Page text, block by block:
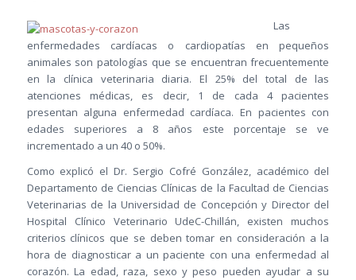
Las
enfermedades cardíacas o cardiopatías en pequeños
animales son patologías que se encuentran frecuentemente
en la clínica veterinaria diaria. El 25% del total de las
atenciones médicas, es decir, 1 de cada 4 pacientes
presentan alguna enfermedad cardíaca. En pacientes con
edades superiores a 8 años este porcentaje se ve
incrementado a un 40 o 50%.
Como explicó el Dr. Sergio Cofré González, académico del
Departamento de Ciencias Clínicas de la Facultad de Ciencias
Veterinarias de la Universidad de Concepción y Director del
Hospital Clínico Veterinario UdeC-Chillán, existen muchos
criterios clínicos que se deben tomar en consideración a la
hora de diagnosticar a un paciente con una enfermedad al
corazón. La edad, raza, sexo y peso pueden ayudar a su